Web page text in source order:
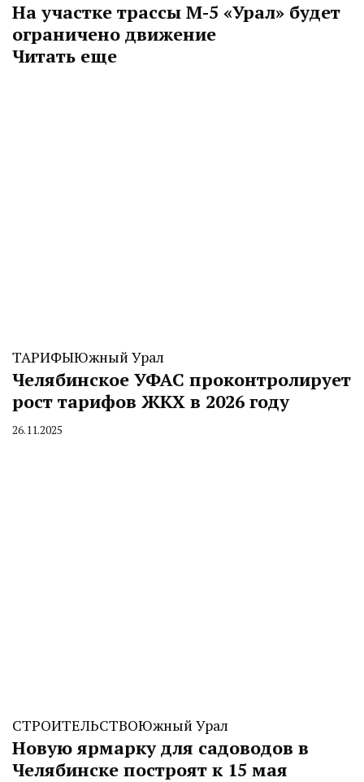
На участке трассы М-5 «Урал» будет
ограничено движение
Читать еще
ТАРИФЫЮжный Урал
Челябинское УФАС проконтролирует
рост тарифов ЖКХ в 2026 году
By
26.11.2025
СТРОИТЕЛЬСТВОЮжный Урал
Новую ярмарку для садоводов в
Челябинске построят к 15 мая